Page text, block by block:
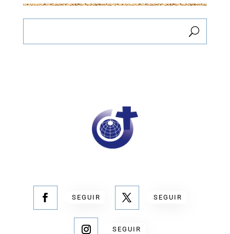
SEGUIR SEGUIR
SEGUIR